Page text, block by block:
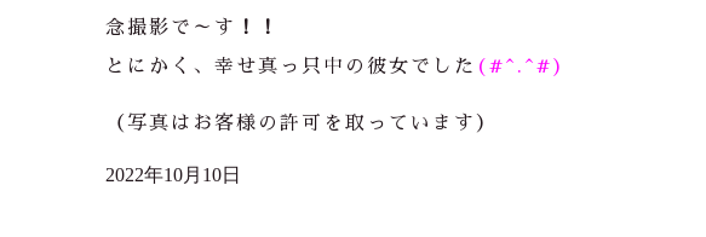
念撮影で～す
！！
とにかく、幸せ真っ只中の彼女でした (#^.^#)
（写真はお客様の許可を取っています）
2022年10月10日